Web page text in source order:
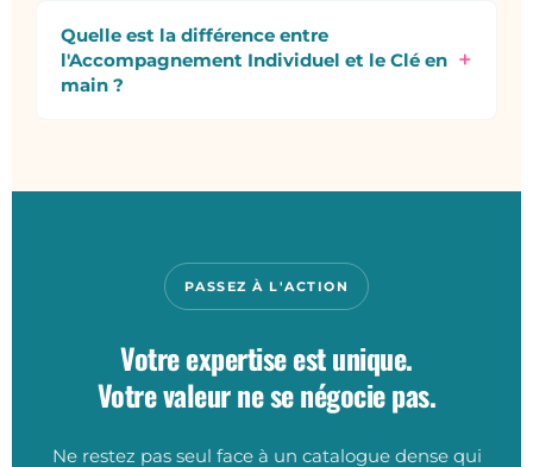
Quelle est la différence entre
l'Accompagnement Individuel et le Clé en
main ?
+
PASSEZ À L'ACTION
Votre expertise est unique.
Votre valeur ne se négocie pas.
Ne restez pas seul face à un catalogue dense qui